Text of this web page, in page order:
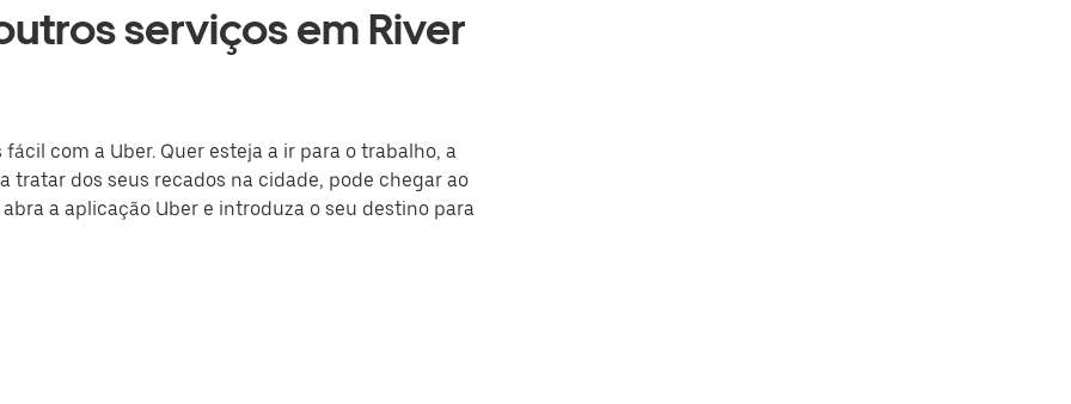
serviços em River
com a Uber. Quer esteja a ir para o trabalho, a
dos seus recados na cidade, pode chegar ao
a aplicação Uber e introduza o seu destino para